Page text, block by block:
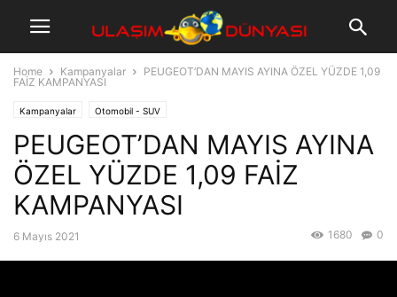
Home Kampanyalar
PEUGEOT’DAN MAYIS AYINA ÖZEL YÜZDE 1,09
FAİZ KAMPANYASI
Kampanyalar Otomobil - SUV
PEUGEOT’DAN MAYIS AYINA
ÖZEL YÜZDE 1,09 FAİZ
KAMPANYASI
6 Mayıs 2021 0
1680